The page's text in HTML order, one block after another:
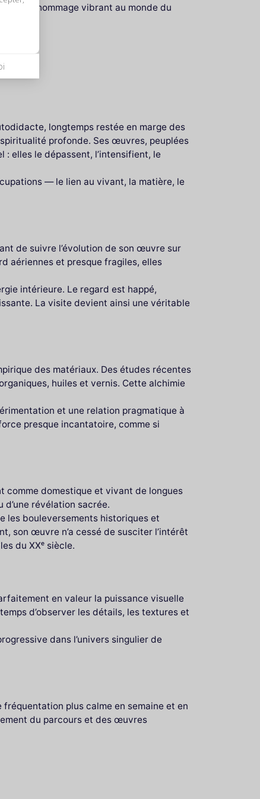
hommage vibrant au monde du
longtemps restée en marge des
profonde. Ses œuvres, peuplées
elles le dépassent, l’intensifient, le
— le lien au vivant, la matière, le
de suivre l’évolution de son œuvre sur
aériennes et presque fragiles, elles
intérieure. Le regard est happé,
La visite devient ainsi une véritable
des matériaux. Des études récentes
huiles et vernis. Cette alchimie
et une relation pragmatique à
presque incantatoire, comme si
comme domestique et vivant de longues
révélation sacrée.
les bouleversements historiques et
son œuvre n’a cessé de susciter l’intérêt
du XXᵉ siècle.
en valeur la puissance visuelle
d’observer les détails, les textures et
dans l’univers singulier de
plus calme en semaine et en
du parcours et des œuvres